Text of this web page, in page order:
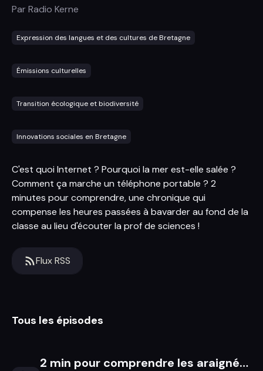
ParRadio Kerne
Expression des langues et des cultures de Bretagne
Émissions culturelles
Transition écologique et biodiversité
Innovations sociales en Bretagne
C'est quoi Internet ? Pourquoi la mer est-elle salée ?
Comment ça marche un téléphone portable ? 2
minutes pour comprendre, une chronique qui
compense les heures passées à bavarder au fond de la
classe au lieu d'écouter la prof de sciences !
Flux RSS
Tous les épisodes
2 min pour comprendre les araignées 3/3